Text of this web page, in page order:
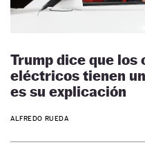
Trump dice que
eléctricos tienen
es su explicación
ALFREDO RUEDA